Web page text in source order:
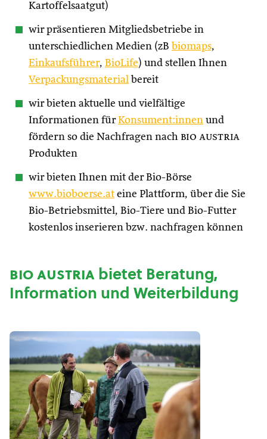
Kartoffelsaatgut)
wir präsentieren Mitgliedsbetriebe in
unterschiedlichen Medien (zB biomaps,
Einkaufsführer, BioLife) und stellen Ihnen
Verpackungsmaterial bereit
wir bieten aktuelle und vielfältige
Informationen fürKonsument:innen und
fördern so die Nachfragen nach bio austria
Produkten
wir bieten Ihnen mit der Bio-Börse
www.bioboerse.at eine Plattform, über die Sie
Bio-Betriebsmittel, Bio-Tiere und Bio-Futter
kostenlos inserieren bzw. nachfragen können
bio austriabietet Beratung,
Information und Weiterbildung